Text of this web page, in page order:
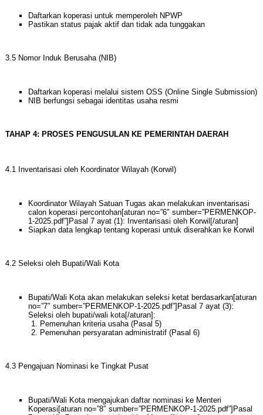
Daftarkan koperasi untuk memperoleh NPWP
Pastikan status pajak aktif dan tidak ada tunggakan
3.5 Nomor Induk Berusaha (NIB)
Daftarkan koperasi melalui sistem OSS (Online Single Submission)
NIB berfungsi sebagai identitas usaha resmi
TAHAP 4: PROSES PENGUSULAN KE PEMERINTAH DAERAH
4.1 Inventarisasi oleh Koordinator Wilayah (Korwil)
Koordinator Wilayah Satuan Tugas akan melakukan inventarisasi
calon koperasi percontohan[aturan no=”6″ sumber=”PERMENKOP-
1-2025.pdf”]Pasal 7 ayat (1): Inventarisasi oleh Korwil[/aturan]
Siapkan data lengkap tentang koperasi untuk diserahkan ke Korwil
4.2 Seleksi oleh Bupati/Wali Kota
Bupati/Wali Kota akan melakukan seleksi ketat berdasarkan[aturan
no=”7″ sumber=”PERMENKOP-1-2025.pdf”]Pasal 7 ayat (3):
Seleksi oleh bupati/wali kota[/aturan]:
Pemenuhan kriteria usaha (Pasal 5)
Pemenuhan persyaratan administratif (Pasal 6)
4.3 Pengajuan Nominasi ke Tingkat Pusat
Bupati/Wali Kota mengajukan daftar nominasi ke Menteri
Koperasi[aturan no=”8″ sumber=”PERMENKOP-1-2025.pdf”]Pasal